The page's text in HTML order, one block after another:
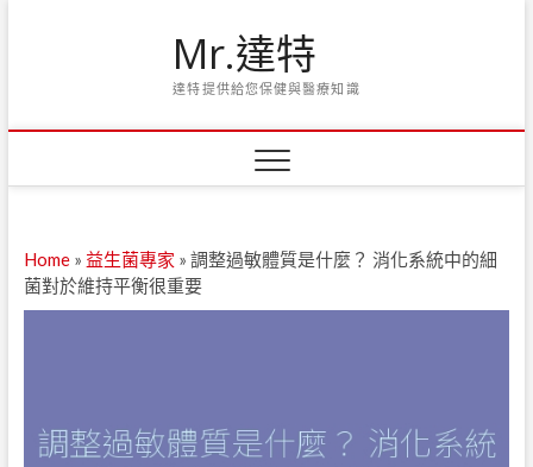
Mr.達特
達特提供給您保健與醫療知識
Home» 益生菌專家 » 調整過敏體質是什麼？ 消化系統中的細
菌對於維持平衡很重要